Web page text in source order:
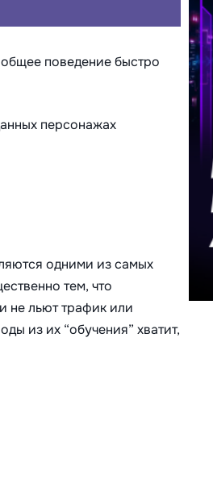
поведение быстро
персонажах
одними из самых
тем, что
не льют трафик или
из их “обучения” хватит,